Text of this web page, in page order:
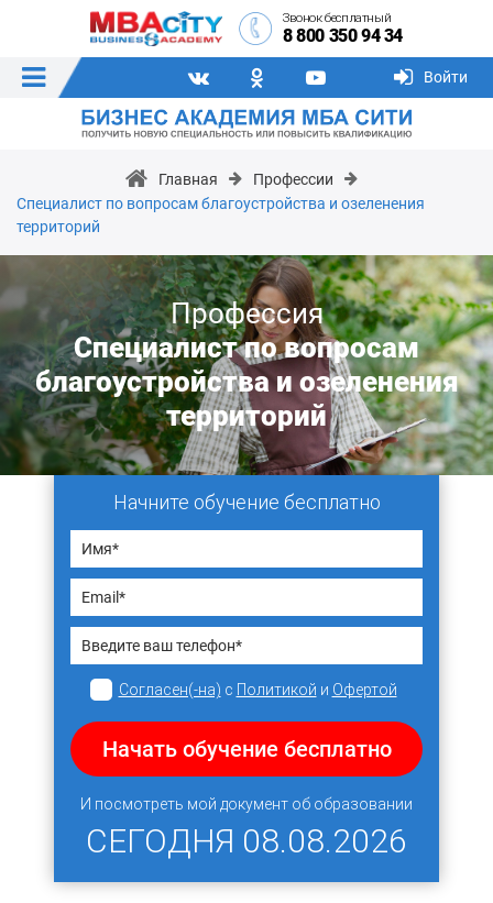
Звонок бесплатный
8 800 350 94 34
Войти
Главная
Профессии
Специалист по вопросам благоустройства и озеленения
территорий
Профессия
Специалист по вопросам
благоустройства и озеленения
территорий
Начните обучение бесплатно
Согласен(-на) с Политикой и Офертой
Начать обучение бесплатно
И посмотреть мой документ об образовании
СЕГОДНЯ 08.08.2026